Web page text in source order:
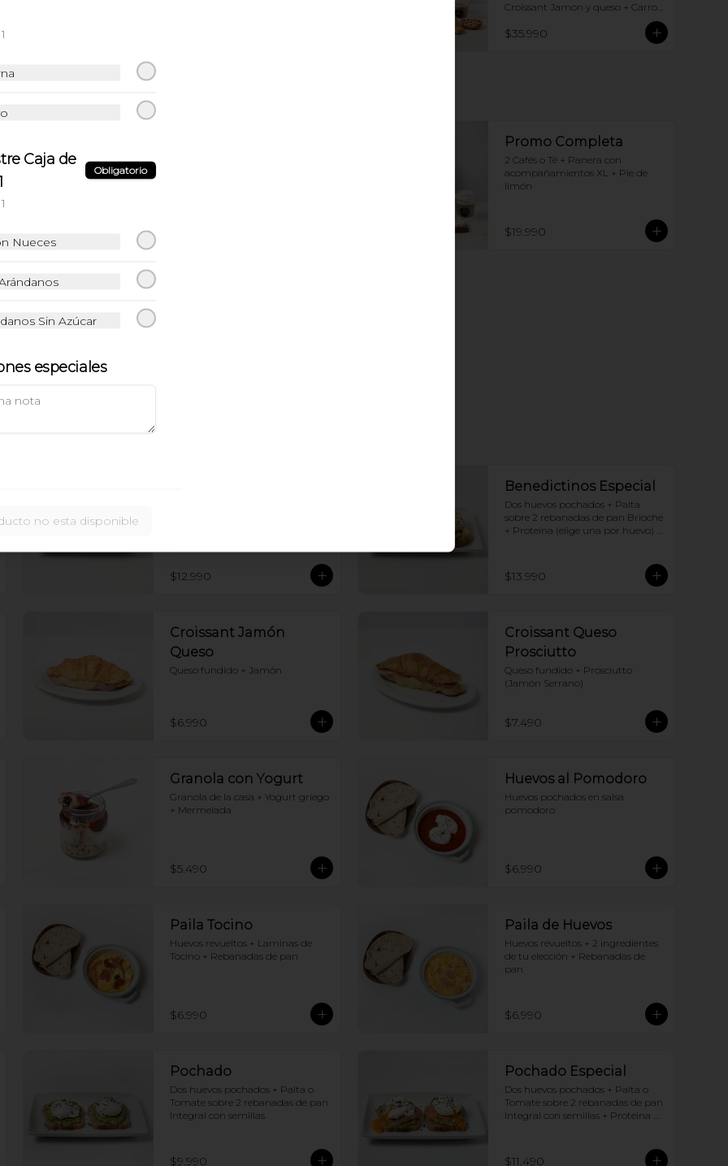
Croissant Jamon y queso + Carrot
$35.990
Promo Completa
2 Cafés o Té + Panera con
acompañamientos XL + Pie de
limón
$19.990
$12.990
Benedictinos Especial
Dos huevos pochados + Palta
sobre 2 rebanadas de pan Brioche
+ Proteina (elige una por huevo) +
$13.990
Croissant Jamón
Queso
Queso fundido + Jamón
$6.990
Croissant Queso
Prosciutto
Queso fundido + Prosciutto
(Jamón Serrano)
$7.490
Granola con Yogurt
Granola de la casa + Yogurt griego
+ Mermelada
$5.490
Huevos al Pomodoro
Huevos pochados en salsa
pomodoro
$6.990
Paila Tocino
Huevos revueltos + Laminas de
Tocino + Rebanadas de pan
$6.990
Paila de Huevos
Huevos revueltos + 2 ingredientes
de tu elección + Rebanadas de
pan
$6.990
Pochado
Dos huevos pochados + Palta o
Tomate sobre 2 rebanadas de pan
Integral con semillas
$9.990
Pochado Especial
Dos huevos pochados + Palta o
Tomate sobre 2 rebanadas de pan
Integral con semillas + Proteina
$11.490
Caja de
Obligatorio
Nueces
Sin Azúcar
especiales
no esta disponible